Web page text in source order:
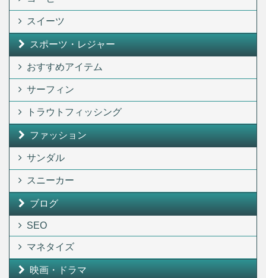
スイーツ
スポーツ・レジャー
おすすめアイテム
サーフィン
トラウトフィッシング
ファッション
サンダル
スニーカー
ブログ
SEO
マネタイズ
映画・ドラマ